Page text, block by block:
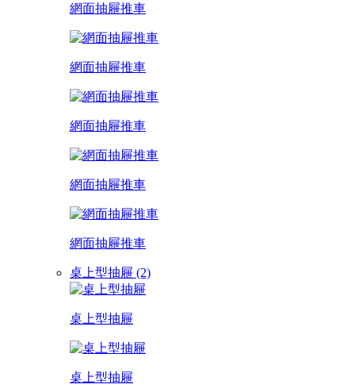
網面抽屜推車
網面抽屜推車
網面抽屜推車
網面抽屜推車
網面抽屜推車
桌上型抽屜 (2)
桌上型抽屜
桌上型抽屜